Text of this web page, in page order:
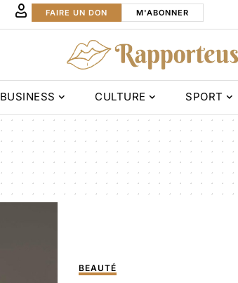
FAIRE UN DON M'ABONNER
BUSINESS CULTURE SPORT
BEAUTÉ